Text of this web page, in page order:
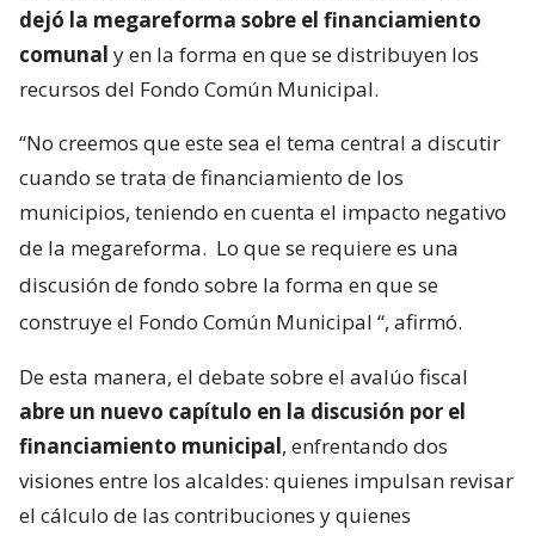
dejó la megareforma sobre el financiamiento
comunal y en la forma en que se distribuyen los
recursos del Fondo Común Municipal.
“No creemos que este sea el tema central a discutir
cuando se trata de financiamiento de los
municipios, teniendo en cuenta el impacto negativo
de la megareforma. Lo que se requiere es una
discusión de fondo sobre la forma en que se
construye el Fondo Común Municipal “, afirmó.
De esta manera, el debate sobre el avalúo fiscal
abre un nuevo capítulo en la discusión por el
financiamiento municipal, enfrentando dos
visiones entre los alcaldes: quienes impulsan revisar
el cálculo de las contribuciones y quienes